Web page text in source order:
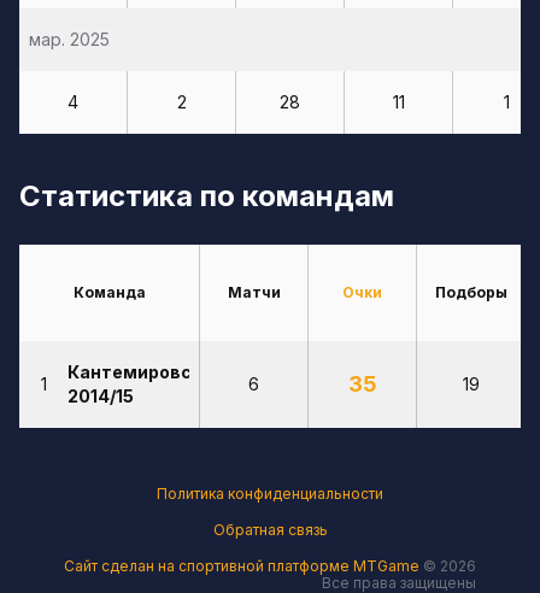
мар. 2025
4 2 28 11 1
Статистика по командам
Команда Матчи Очки Подборы
1
Кантемировская
2014/15
6 35 19
Политика конфиденциальности
Обратная связь
Сайт сделан на спортивной платформе MTGame © 2026
Все права защищены